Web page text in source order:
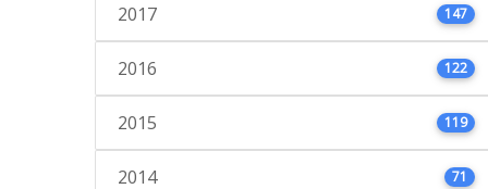
2017 147
2016 122
2015 119
2014 71